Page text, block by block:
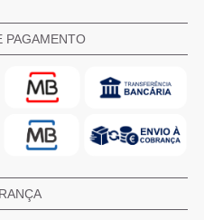
PAGAMENTO